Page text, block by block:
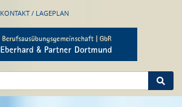
KONTAKT / LAGEPLAN